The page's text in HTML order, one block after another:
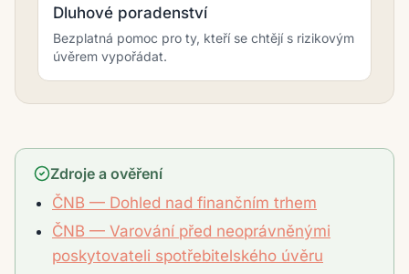
Dluhové poradenství
Bezplatná pomoc pro ty, kteří se chtějí s rizikovým
úvěrem vypořádat.
Zdroje a ověření
ČNB — Dohled nad finančním trhem
ČNB — Varování před neoprávněnými
poskytovateli spotřebitelského úvěru